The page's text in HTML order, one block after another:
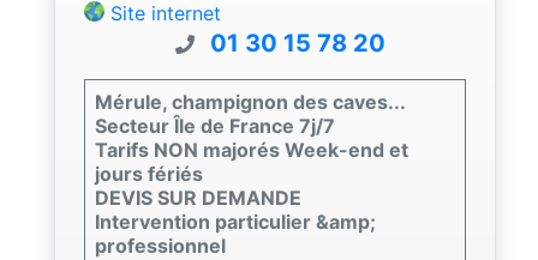
Site internet
01 30 15 78 20
Mérule, champignon des caves...
Secteur Île de France 7j/7
Tarifs NON majorés Week-end et
jours fériés
DEVIS SUR DEMANDE
Intervention particulier &amp;
professionnel